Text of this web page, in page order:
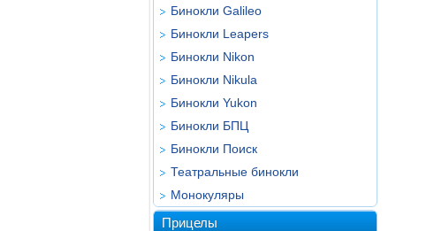
Бинокли Galileo
Бинокли Leapers
Бинокли Nikon
Бинокли Nikula
Бинокли Yukon
Бинокли БПЦ
Бинокли Поиск
Театральные бинокли
Монокуляры
Прицелы